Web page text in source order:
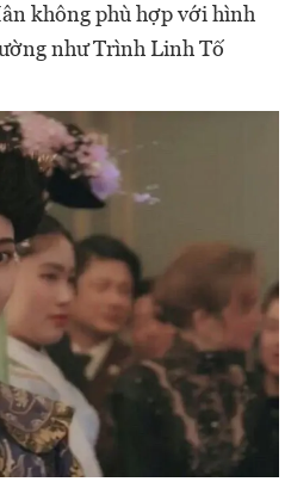
không phù hợp với hình
như Trình Linh Tố